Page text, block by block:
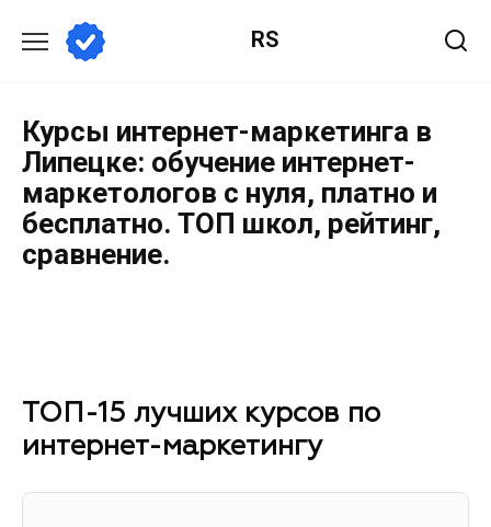
RS
Курсы интернет-маркетинга в
Липецке: обучение интернет-
маркетологов с нуля, платно и
бесплатно. ТОП школ, рейтинг,
сравнение.
ТОП-15 лучших курсов по
интернет-маркетингу